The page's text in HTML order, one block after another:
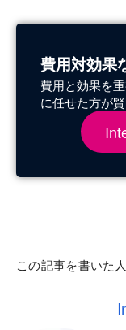
費用対効果
費用と効果を
に任せた方が賢
この記事を書いた